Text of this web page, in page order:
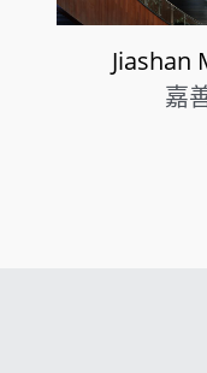
Jiashan
嘉